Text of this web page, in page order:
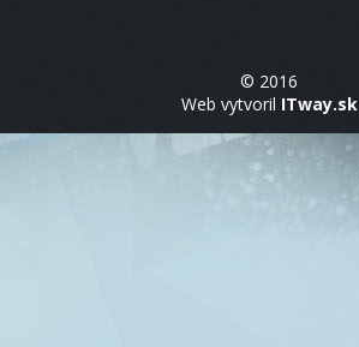
© 2016
Web vytvoril ITway.sk